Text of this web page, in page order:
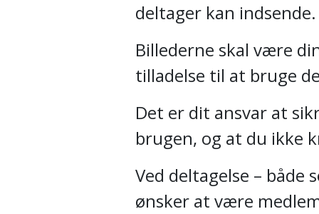
deltager kan indsende.
Billederne skal være
tilladelse til at bruge
Det er dit ansvar at
brugen, og at du ikke
Ved deltagelse – både
ønsker at være